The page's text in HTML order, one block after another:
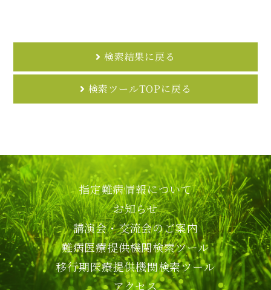
検索結果に戻る
検索ツールTOPに戻る
指定難病情報について
お知らせ
講演会・交流会のご案内
難病医療提供機関検索ツール
移行期医療提供機関検索ツール
アクセス